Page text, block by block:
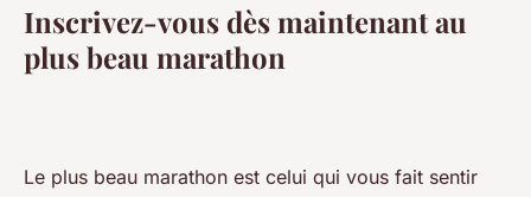
Inscrivez-vous dès maintenant au
plus beau marathon
Le plus beau marathon est celui qui vous fait sentir